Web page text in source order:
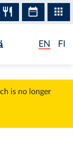
EN FI
is no longer